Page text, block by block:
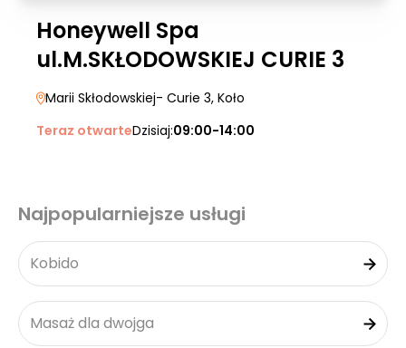
Honeywell Spa
ul.M.SKŁODOWSKIEJ CURIE 3
Marii Skłodowskiej- Curie 3, Koło
Teraz otwarteDzisiaj:09:00-14:00
Najpopularniejsze usługi
Kobido
Masaż dla dwojga